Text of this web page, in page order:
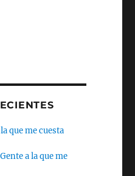
que me cuesta
Gente a la que me